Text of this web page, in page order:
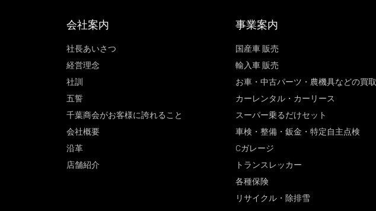
会社案内
社長あいさつ
経営理念
社訓
五誓
千葉商会がお客様に誇れること
会社概要
沿革
店舗紹介
事業案内
国産車 販売
輸入車 販売
お車・中古パーツ・農機具などの買取
カーレンタル・カーリース
スーパー乗るだけセット
車検・整備・鈑金・特定自主点検
Cガレージ
トランスレッカー
各種保険
リサイクル・除排雪